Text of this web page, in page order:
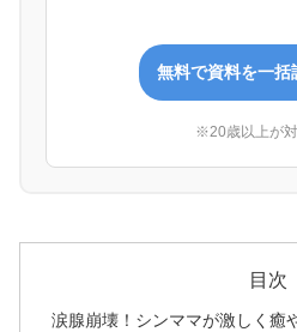
無料で資料を一括
※20歳以上が
目次
涙腺崩壊！シンママが激しく癒